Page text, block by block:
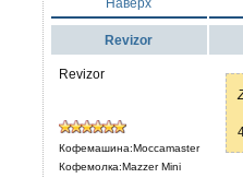
Revizor
Revizor
Кофемашина:Moccamaster
Кофемолка:Mazzer Mini